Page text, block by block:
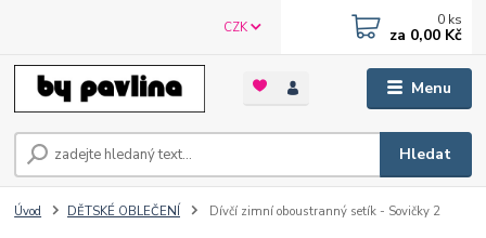
Menu
CZK
Hledat
0 ks
za 0,00 Kč
Úvod DĚTSKÉ OBLEČENÍ Dívčí zimní oboustranný setík - Sovičky 2